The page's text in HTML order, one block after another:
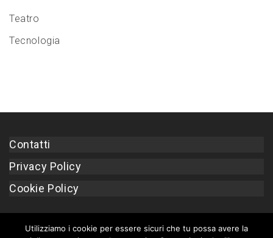
Teatro
Tecnologia
Contatti
Privacy Policy
Cookie Policy
Utilizziamo i cookie per essere sicuri che tu possa avere la